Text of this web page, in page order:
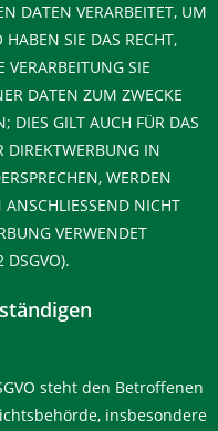
DATEN VERARBEITET, UM
SIE DAS RECHT,
VERARBEITUNG SIE
DATEN ZUM ZWECKE
DIES GILT AUCH FÜR DAS
DIREKTWERBUNG IN
WERDEN
NICHT
VERWENDET
DSGVO).
steht den Betroffenen
insbesondere